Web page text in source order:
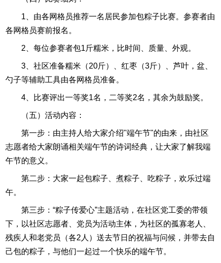
1、由各网格员推荐一名居民参加包粽子比赛。参赛者由
各网格员赛前报名。
2、每位参赛者包1斤糯米，比时间、质量、外观。
3、社区准备糯米（20斤）、红枣（3斤）、芦叶，盆、
勺子等辅助工具由各网格员准备。
4、比赛评出一等奖1名，二等奖2名，其余为鼓励奖。
（五）活动内容：
第一步：由主持人给大家介绍"端午节"的由来，由社区
志愿者给大家朗诵相关端午节的诗词经典，让大家了解我端
午节的意义。
第二步：大家一起包粽子、煮粽子、吃粽子，欢乐过端
午。
第三步：“粽子传爱心”主题活动，在社区党工委的带领
下，以社区志愿者、党员为活动主体，为社区的孤寡老人、
残疾人和老党员（各2人）送去节日的祝福与问候，并带去自
己包的粽子，与他们一起过一个快乐的端午节。